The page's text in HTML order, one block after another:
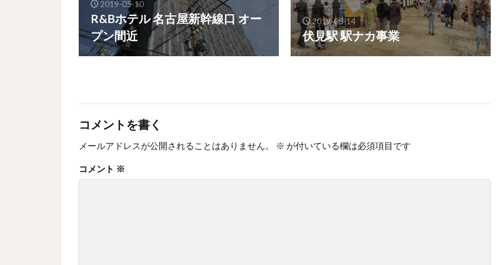
2019-05-10
R&Bホテル 名古屋新幹線口 オー
プン間近
2019-05-14
伏見駅 駅ナカ事業
コメントを書く
メールアドレスが公開されることはありません。 ※ が付いている欄は必須項目です
コメント ※